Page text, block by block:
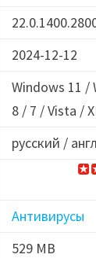
2024-12-12
Windows 11 /
8 / 7 / Vista /
русский /
Антивирусы
529 MB